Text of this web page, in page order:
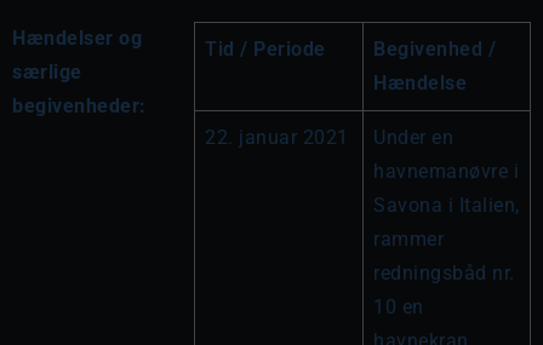
Hændelser og
særlige
begivenheder:
Tid / Periode
Begivenhed /
Hændelse
22. januar 2021
Under en
havnemanøvre i
Savona i Italien,
rammer
redningsbåd nr.
10 en
havnekran,